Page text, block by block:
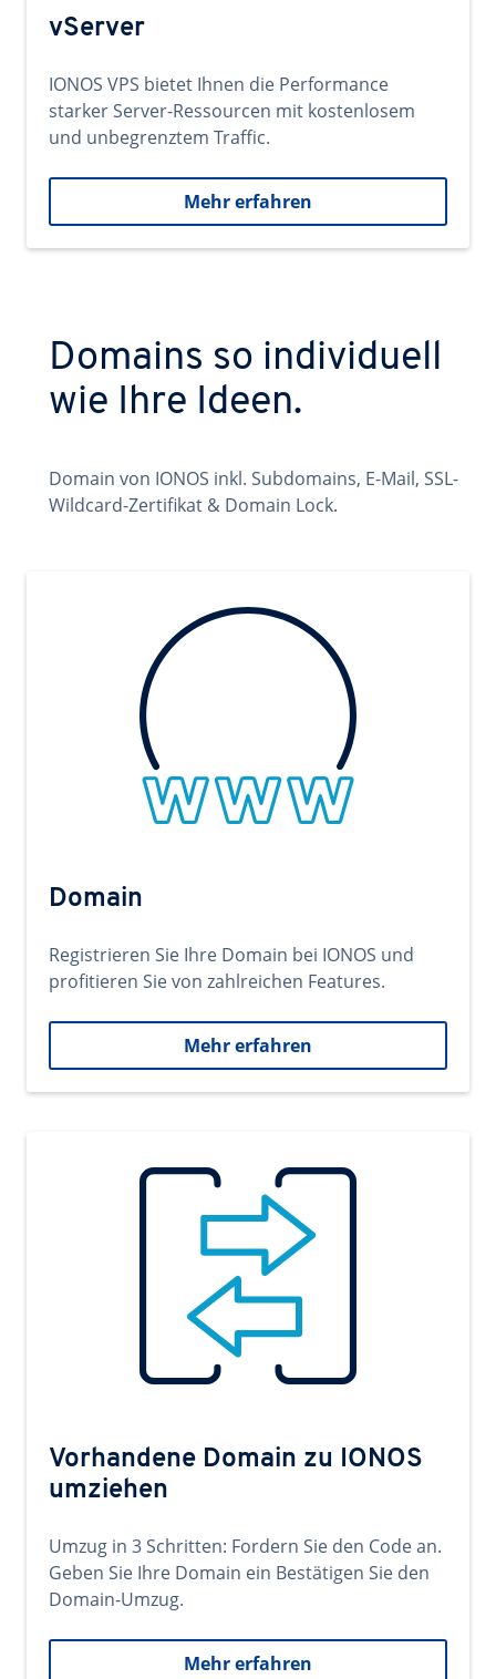
vServer
IONOS VPS bietet Ihnen die Performance
starker Server-Ressourcen mit kostenlosem
und unbegrenztem Traffic.
Mehr erfahren
Domains so individuell
wie Ihre Ideen.
Domain von IONOS inkl. Subdomains, E-Mail, SSL-
Wildcard-Zertifikat & Domain Lock.
Domain
Registrieren Sie Ihre Domain bei IONOS und
profitieren Sie von zahlreichen Features.
Mehr erfahren
Vorhandene Domain zu IONOS
umziehen
Umzug in 3 Schritten: Fordern Sie den Code an.
Geben Sie Ihre Domain ein Bestätigen Sie den
Domain-Umzug.
Mehr erfahren